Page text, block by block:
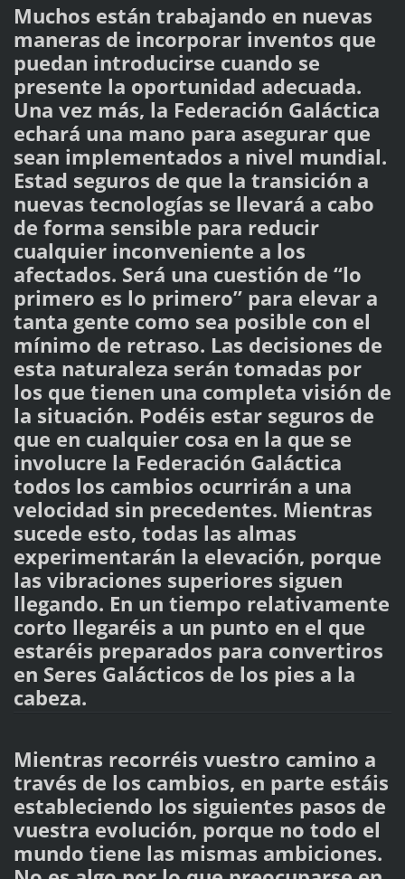
Muchos están trabajando en nuevas
maneras de incorporar inventos que
puedan introducirse cuando se
presente la oportunidad adecuada.
Una vez más, la Federación Galáctica
echará una mano para asegurar que
sean implementados a nivel mundial.
Estad seguros de que la transición a
nuevas tecnologías se llevará a cabo
de forma sensible para reducir
cualquier inconveniente a los
afectados. Será una cuestión de “lo
primero es lo primero” para elevar a
tanta gente como sea posible con el
mínimo de retraso. Las decisiones de
esta naturaleza serán tomadas por
los que tienen una completa visión de
la situación. Podéis estar seguros de
que en cualquier cosa en la que se
involucre la Federación Galáctica
todos los cambios ocurrirán a una
velocidad sin precedentes. Mientras
sucede esto, todas las almas
experimentarán la elevación, porque
las vibraciones superiores siguen
llegando. En un tiempo relativamente
corto llegaréis a un punto en el que
estaréis preparados para convertiros
en Seres Galácticos de los pies a la
cabeza.
Mientras recorréis vuestro camino a
través de los cambios, en parte estáis
estableciendo los siguientes pasos de
vuestra evolución, porque no todo el
mundo tiene las mismas ambiciones.